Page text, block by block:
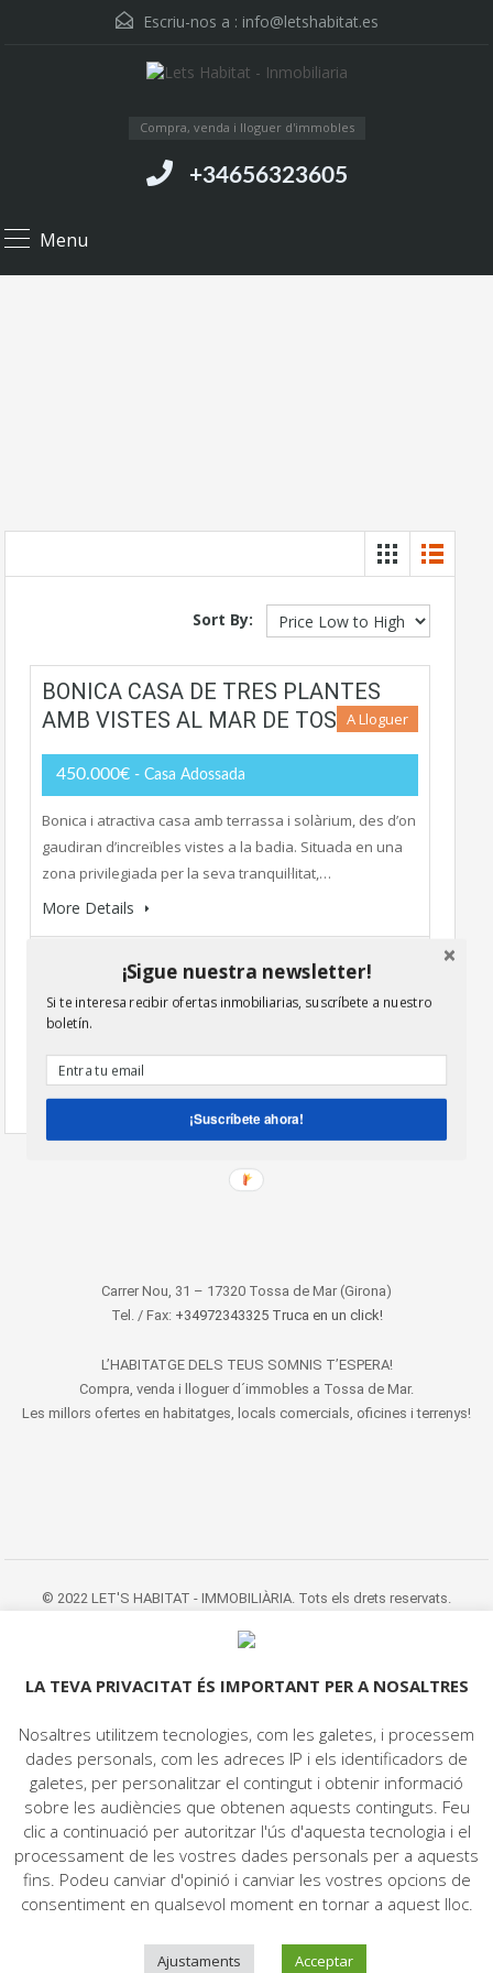
Escriu-nos a : info@letshabitat.es
Compra, venda i lloguer d'immobles
+34656323605
Menu
Sort By:
BONICA CASA DE TRES PLANTES
AMB VISTES AL MAR DE TOSSAA Lloguer
450.000€ - Casa Adossada
Bonica i atractiva casa amb terrassa i solàrium, des d’on
gaudiran d’increïbles vistes a la badia. Situada en una
zona privilegiada per la seva tranquil·litat,…
More Details
3 Bedrooms
Carrer Nou, 31 – 17320 Tossa de Mar (Girona)
Tel. / Fax: +34972343325 Truca en un click!
L’HABITATGE DELS TEUS SOMNIS T’ESPERA!
Compra, venda i lloguer d´immobles a Tossa de Mar.
Les millors ofertes en habitatges, locals comercials, oficines i terrenys!
© 2022 LET'S HABITAT - IMMOBILIÀRIA. Tots els drets reservats.
Protecció de dades|
LA TEVA PRIVACITAT ÉS IMPORTANT PER A NOSALTRES
Nosaltres utilitzem tecnologies, com les galetes, i processem
dades personals, com les adreces IP i els identificadors de
galetes, per personalitzar el contingut i obtenir informació
sobre les audiències que obtenen aquests continguts. Feu
clic a continuació per autoritzar l'ús d'aquesta tecnologia i el
processament de les vostres dades personals per a aquests
fins. Podeu canviar d'opinió i canviar les vostres opcions de
consentiment en qualsevol moment en tornar a aquest lloc.
Ajustaments Acceptar
¡Sigue nuestra newsletter!
Si te interesa recibir ofertas inmobiliarias, suscríbete a nuestro
boletín.
¡Suscríbete ahora!